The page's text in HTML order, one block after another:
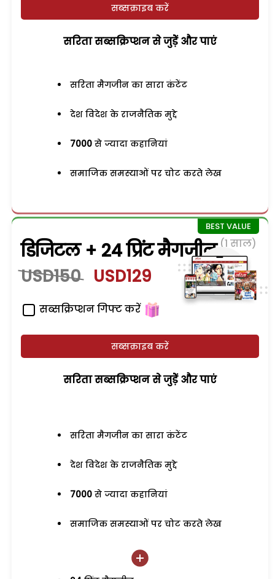
सब्सक्राइब करें
सरिता सब्सक्रिप्शन से जुड़ेें और पाएं
सरिता मैगजीन का सारा कंटेंट
देश विदेश के राजनैतिक मुद्दे
7000 से ज्यादा कहानियां
समाजिक समस्याओं पर चोट करते लेख
डिजिटल + 24 प्रिंट मैगजीन (1 साल)
USD150 USD129
सब्सक्रिप्शन गिफ्ट करें
सब्सक्राइब करें
सरिता सब्सक्रिप्शन से जुड़ेें और पाएं
सरिता मैगजीन का सारा कंटेंट
देश विदेश के राजनैतिक मुद्दे
7000 से ज्यादा कहानियां
समाजिक समस्याओं पर चोट करते लेख